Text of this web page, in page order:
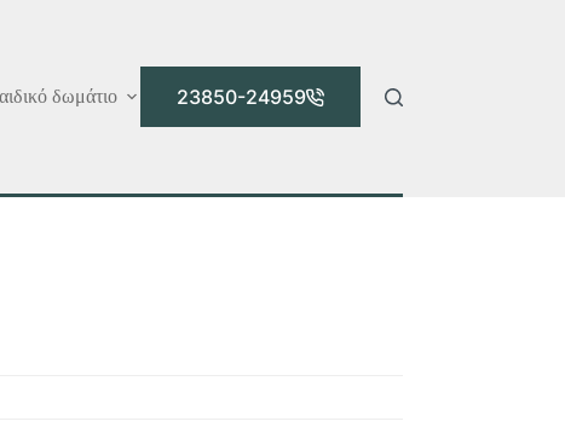
δωμάτιο 23850-24959